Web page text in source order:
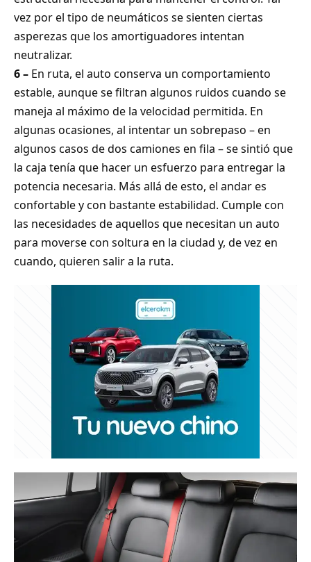
vez por el tipo de neumáticos se sienten ciertas
asperezas que los amortiguadores intentan
neutralizar.
6 – En ruta, el auto conserva un comportamiento
estable, aunque se filtran algunos ruidos cuando se
maneja al máximo de la velocidad permitida. En
algunas ocasiones, al intentar un sobrepaso – en
algunos casos de dos camiones en fila – se sintió que
la caja tenía que hacer un esfuerzo para entregar la
potencia necesaria. Más allá de esto, el andar es
confortable y con bastante estabilidad. Cumple con
las necesidades de aquellos que necesitan un auto
para moverse con soltura en la ciudad y, de vez en
cuando, quieren salir a la ruta.